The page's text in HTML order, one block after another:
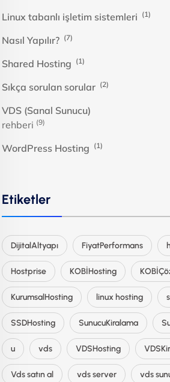
Linux tabanlı işletim sistemleri (1)
Nasıl Yapılır? (7)
Shared Hosting (1)
Sıkça sorulan sorular (2)
VDS (Sanal Sunucu)
rehberi (9)
WordPress Hosting (1)
Etiketler
DijitalAltyapı FiyatPerformans
Hostprise KOBİHosting
KurumsalHosting linux hosting
SSDHosting SunucuKiralama
u vds VDSHosting
Vds satın al vds server vds